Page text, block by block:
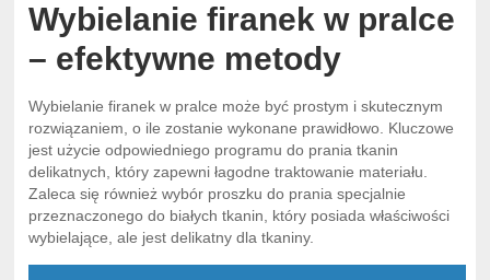
Wybielanie firanek w pralce
– efektywne metody
Wybielanie firanek w pralce może być prostym i skutecznym
rozwiązaniem, o ile zostanie wykonane prawidłowo. Kluczowe
jest użycie odpowiedniego programu do prania tkanin
delikatnych, który zapewni łagodne traktowanie materiału.
Zaleca się również wybór proszku do prania specjalnie
przeznaczonego do białych tkanin, który posiada właściwości
wybielające, ale jest delikatny dla tkaniny.